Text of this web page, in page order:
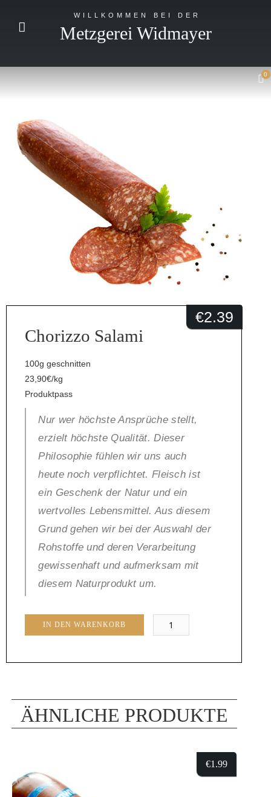
WILLKOMMEN BEI DER
Metzgerei Widmayer
0
Chorizzo Salami
€2.39
100g geschnitten
23,90€/kg
Produktpass
Nur wer höchste Ansprüche stellt,
erzielt höchste Qualität. Dieser
Philosophie fühlen wir uns auch
heute noch verpflichtet. Fleisch ist
ein Geschenk der Natur und ein
wertvolles Lebensmittel. Aus diesem
Grund gehen wir bei der Auswahl der
Rohstoffe und deren Verarbeitung
gewissenhaft und aufmerksam mit
diesem Naturprodukt um.
Salami
Menge
IN DEN WARENKORB
ÄHNLICHE PRODUKTE
€1.99